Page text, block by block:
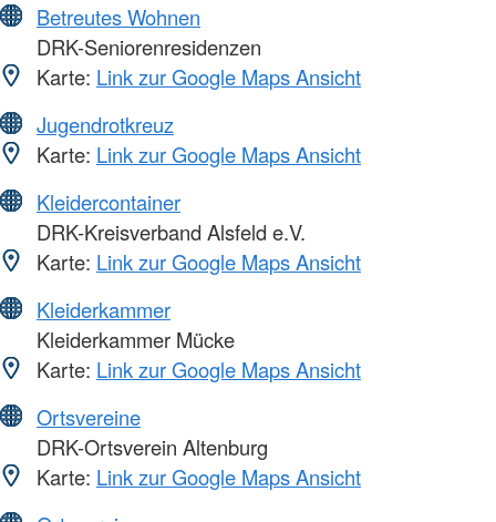
Betreutes Wohnen
DRK-Seniorenresidenzen
Karte: Link zur Google Maps Ansicht
Jugendrotkreuz
Karte: Link zur Google Maps Ansicht
Kleidercontainer
DRK-Kreisverband Alsfeld e.V.
Karte: Link zur Google Maps Ansicht
Kleiderkammer
Kleiderkammer Mücke
Karte: Link zur Google Maps Ansicht
Ortsvereine
DRK-Ortsverein Altenburg
Karte: Link zur Google Maps Ansicht